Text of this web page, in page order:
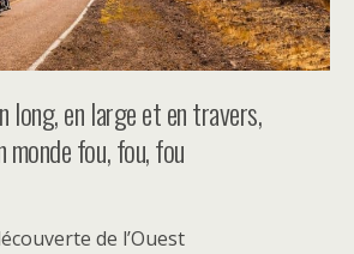
long, en large et en travers,
monde fou, fou, fou
de l’Ouest